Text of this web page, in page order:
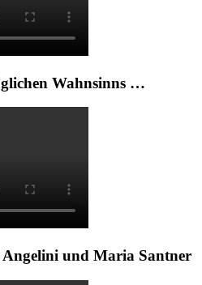
Wahnsinns …
und Maria Santner